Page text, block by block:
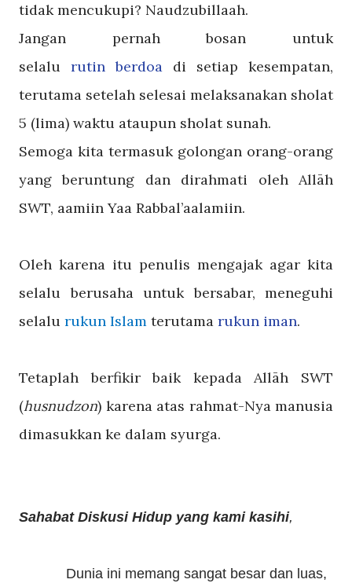
tidak mencukupi? Naudzubillaah.
Jangan pernah bosan untuk
selalu rutin berdoa di setiap kesempatan,
terutama setelah selesai melaksanakan sholat
5 (lima) waktu ataupun sholat sunah.
Semoga kita termasuk golongan orang-orang
yang beruntung dan dirahmati oleh Allāh
SWT, aamiin Yaa Rabbal’aalamiin.
Oleh karena itu penulis mengajak agar kita
selalu berusaha untuk bersabar, meneguhi
selalu rukun Islam terutama rukun iman.
Tetaplah berfikir baik kepada Allāh SWT
(husnudzon) karena atas rahmat-Nya manusia
dimasukkan ke dalam syurga.
Sahabat Diskusi Hidup yang kami kasihi,
Dunia ini memang sangat besar dan luas,